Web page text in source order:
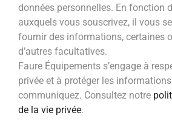
données personnelles. En fonction
auxquels vous souscrivez, il vous
fournir des informations, certaines
d’autres facultatives.
Faure Équipements s’engage à
privée et à protéger les
communiquez. Consultez notre
de la vie privée.